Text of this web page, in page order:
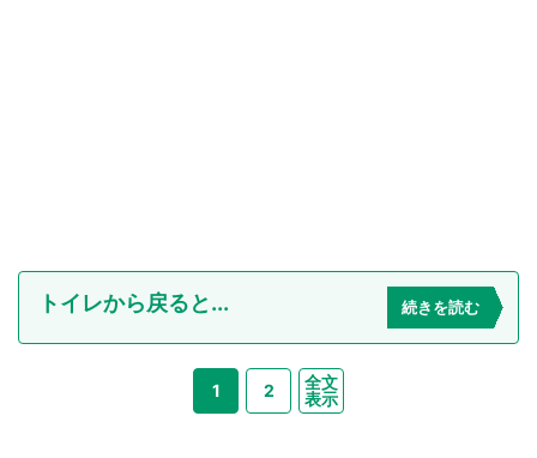
トイレから戻ると... 続きを読む
1 2
全文
表示